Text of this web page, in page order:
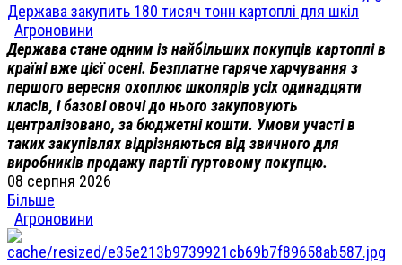
Держава закупить 180 тисяч тонн картоплі для шкіл
Агроновини
Держава стане одним із найбільших покупців картоплі в
країні вже цієї осені. Безплатне гаряче харчування з
першого вересня охоплює школярів усіх одинадцяти
класів, і базові овочі до нього закуповують
централізовано, за бюджетні кошти. Умови участі в
таких закупівлях відрізняються від звичного для
виробників продажу партії гуртовому покупцю.
08 серпня 2026
Більше
Агроновини